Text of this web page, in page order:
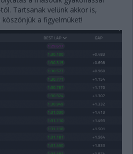
Tartsanak velünk akkor is,
a figyelmüket!